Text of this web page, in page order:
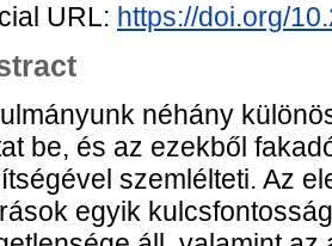
URL: https://doi.org/
néhány
be, és az ezekből
szemlélteti. Az
egyik